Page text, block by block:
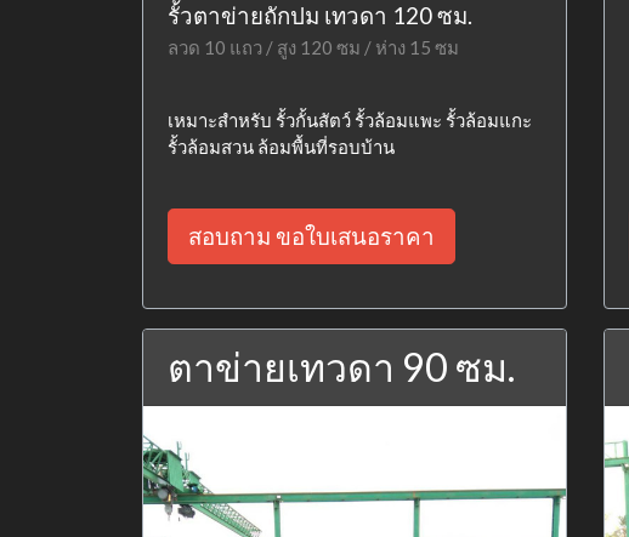
รั้วตาข่ายถักปม เทวดา 120 ซม.
ลวด 10 แถว / สูง 120 ซม / ห่าง 15 ซม
เหมาะสำหรับ รั้วกั้นสัตว์ รั้วล้อมแพะ รั้วล้อมแกะ
รั้วล้อมสวน ล้อมพื้นที่รอบบ้าน
สอบถาม ขอใบเสนอราคา
ตาข่ายเทวดา 90 ซม.